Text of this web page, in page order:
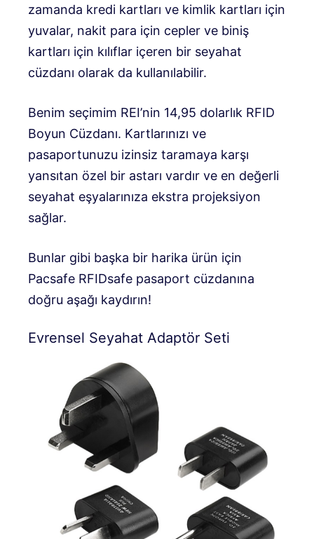
zamanda kredi kartları ve kimlik kartları için
yuvalar, nakit para için cepler ve biniş
kartları için kılıflar içeren bir seyahat
cüzdanı olarak da kullanılabilir.
Benim seçimim REI’nin 14,95 dolarlık RFID
Boyun Cüzdanı. Kartlarınızı ve
pasaportunuzu izinsiz taramaya karşı
yansıtan özel bir astarı vardır ve en değerli
seyahat eşyalarınıza ekstra projeksiyon
sağlar.
Bunlar gibi başka bir harika ürün için
Pacsafe RFIDsafe pasaport cüzdanına
doğru aşağı kaydırın!
Evrensel Seyahat Adaptör Seti